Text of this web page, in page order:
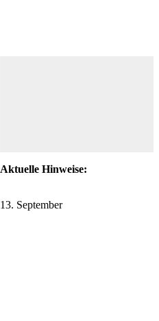
Aktuelle Hinweise:
13. September